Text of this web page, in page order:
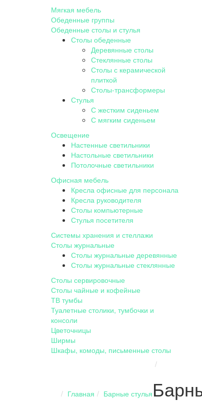
Мягкая мебель
Обеденные группы
Обеденные столы и стулья
Столы обеденные
Деревянные столы
Стеклянные столы
Столы с керамической
плиткой
Столы-трансформеры
Стулья
С жестким сиденьем
С мягким сиденьем
Освещение
Настенные светильники
Настольные светильники
Потолочные светильники
Офисная мебель
Кресла офисные для персонала
Кресла руководителя
Столы компьютерные
Стулья посетителя
Системы хранения и стеллажи
Столы журнальные
Столы журнальные деревянные
Столы журнальные стеклянные
Столы сервировочные
Столы чайные и кофейные
ТВ тумбы
Туалетные столики, тумбочки и
консоли
Цветочницы
Ширмы
Шкафы, комоды, письменные столы
Главная Барные стулья